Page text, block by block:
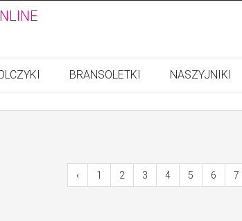
BRANSOLETKI NASZYJNIKI
‹ 1 2 3 4 5 6 7